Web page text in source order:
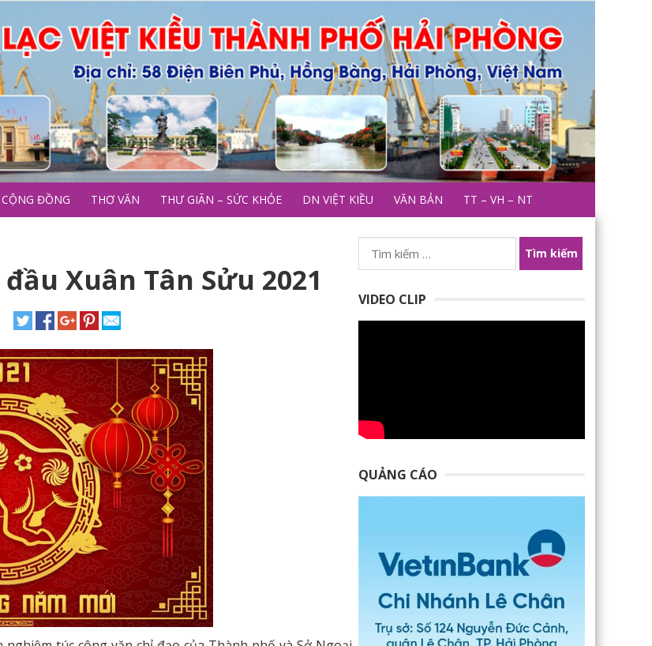
ĐỒNG THƠ VĂN THƯ GIÃN – SỨC KHỎE DN VIỆT KIỀU VĂN BẢN TT – VH – NT
Xuân Tân Sửu 2021
Tìm
kiếm
VIDEO CLIP
QUẢNG CÁO